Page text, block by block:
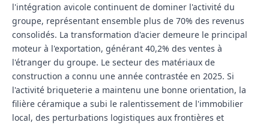
l'intégration avicole continuent de dominer l'activité du
groupe, représentant ensemble plus de 70% des revenus
consolidés. La transformation d'acier demeure le principal
moteur à l'exportation, générant 40,2% des ventes à
l'étranger du groupe. Le secteur des matériaux de
construction a connu une année contrastée en 2025. Si
l'activité briqueterie a maintenu une bonne orientation, la
filière céramique a subi le ralentissement de l'immobilier
local, des perturbations logistiques aux frontières et